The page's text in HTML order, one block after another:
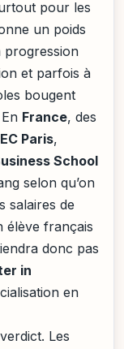
pour les
un poids
progression
et parfois à
bougent
France, des
Paris,
School
selon qu’on
salaires de
élève français
donc pas
in
en
Les